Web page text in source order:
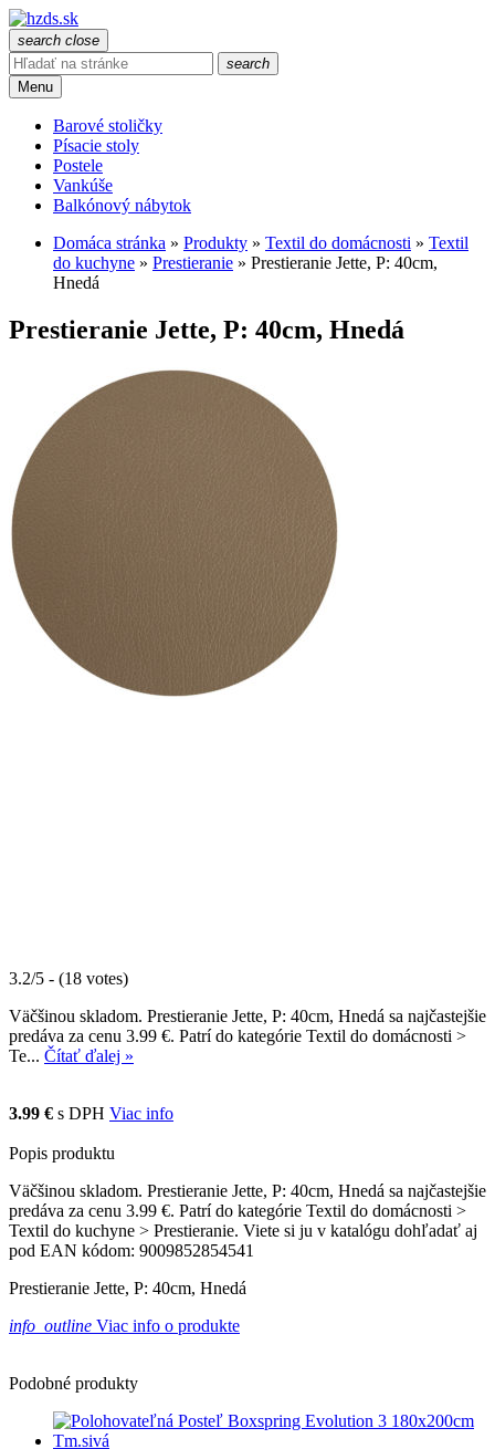
search close
search
Menu
Barové stoličky
Písacie stoly
Postele
Vankúše
Balkónový nábytok
Domáca stránka » Produkty » Textil do domácnosti » Textil
do kuchyne » Prestieranie » Prestieranie Jette, P: 40cm,
Hnedá
Prestieranie Jette, P: 40cm, Hnedá
3.2/5 - (18 votes)
Väčšinou skladom. Prestieranie Jette, P: 40cm, Hnedá sa najčastejšie
predáva za cenu 3.99 €. Patrí do kategórie Textil do domácnosti >
Te... Čítať ďalej »
3.99 € s DPH Viac info
Popis produktu
Väčšinou skladom. Prestieranie Jette, P: 40cm, Hnedá sa najčastejšie
predáva za cenu 3.99 €. Patrí do kategórie Textil do domácnosti >
Textil do kuchyne > Prestieranie. Viete si ju v katalógu dohľadať aj
pod EAN kódom: 9009852854541
Prestieranie Jette, P: 40cm, Hnedá
info_outline Viac info o produkte
Podobné produkty